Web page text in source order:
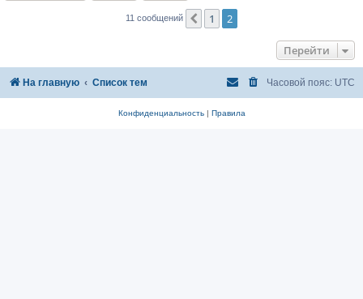
11 сообщений Пред.
1 2
Перейти
На главную Список тем Часовой пояс: UTC
Конфиденциальность| Правила